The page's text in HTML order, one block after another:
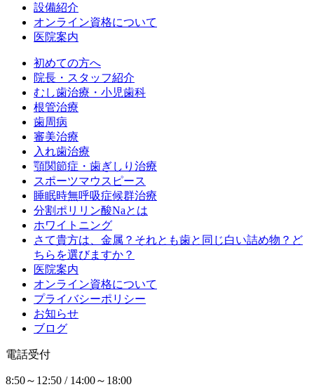
設備紹介
オンライン資格について
医院案内
初めての方へ
院長・スタッフ紹介
むし歯治療・小児歯科
根管治療
歯周病
審美治療
入れ歯治療
顎関節症・歯ぎしり治療
スポーツマウスピース
睡眠時無呼吸症候群治療
分割ポリリン酸Naとは
ホワイトニング
さて貴方は、金属？それとも歯と同じ白い詰め物？ど
ちらを選びますか？
医院案内
オンライン資格について
プライバシーポリシー
お知らせ
ブログ
電話受付
8:50～12:50 / 14:00～18:00